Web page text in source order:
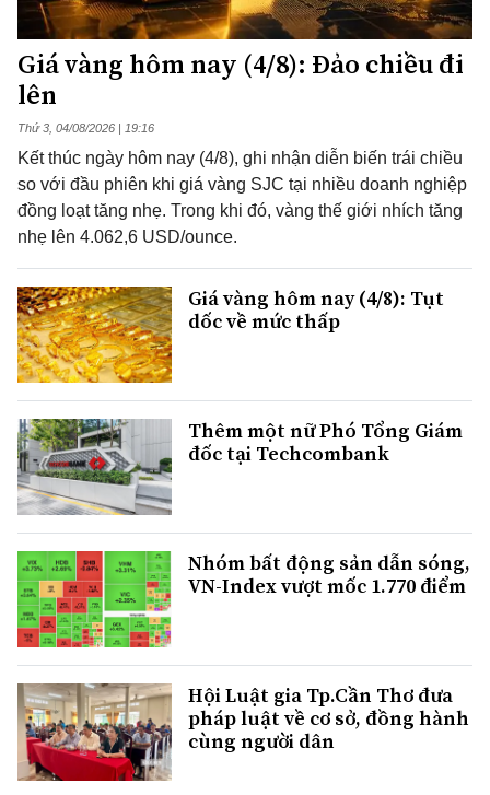
Giá vàng hôm nay (4/8): Đảo chiều đi
lên
Thứ 3, 04/08/2026 | 19:16
Kết thúc ngày hôm nay (4/8), ghi nhận diễn biến trái chiều
so với đầu phiên khi giá vàng SJC tại nhiều doanh nghiệp
đồng loạt tăng nhẹ. Trong khi đó, vàng thế giới nhích tăng
nhẹ lên 4.062,6 USD/ounce.
Giá vàng hôm nay (4/8): Tụt
dốc về mức thấp
Thêm một nữ Phó Tổng Giám
đốc tại Techcombank
Nhóm bất động sản dẫn sóng,
VN-Index vượt mốc 1.770 điểm
Hội Luật gia Tp.Cần Thơ đưa
pháp luật về cơ sở, đồng hành
cùng người dân